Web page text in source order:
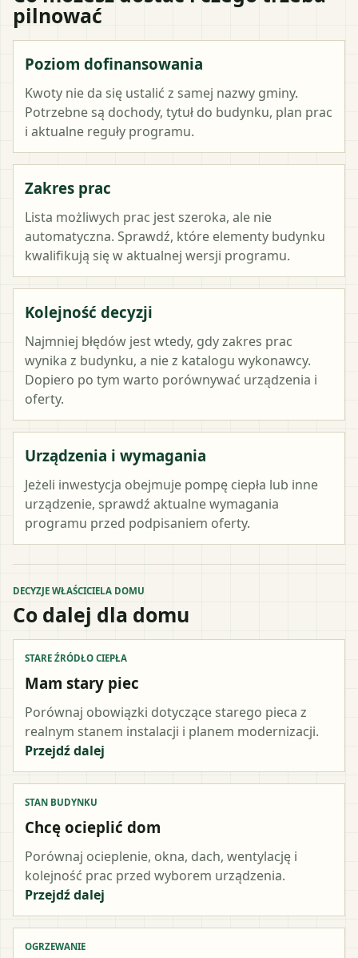
pilnować
Poziom dofinansowania
Kwoty nie da się ustalić z samej nazwy gminy.
Potrzebne są dochody, tytuł do budynku, plan prac
i aktualne reguły programu.
Zakres prac
Lista możliwych prac jest szeroka, ale nie
automatyczna. Sprawdź, które elementy budynku
kwalifikują się w aktualnej wersji programu.
Kolejność decyzji
Najmniej błędów jest wtedy, gdy zakres prac
wynika z budynku, a nie z katalogu wykonawcy.
Dopiero po tym warto porównywać urządzenia i
oferty.
Urządzenia i wymagania
Jeżeli inwestycja obejmuje pompę ciepła lub inne
urządzenie, sprawdź aktualne wymagania
programu przed podpisaniem oferty.
DECYZJE WŁAŚCICIELA DOMU
Co dalej dla domu
STARE ŹRÓDŁO CIEPŁA
Mam stary piec
Porównaj obowiązki dotyczące starego pieca z
realnym stanem instalacji i planem modernizacji.
Przejdź dalej
STAN BUDYNKU
Chcę ocieplić dom
Porównaj ocieplenie, okna, dach, wentylację i
kolejność prac przed wyborem urządzenia.
Przejdź dalej
OGRZEWANIE